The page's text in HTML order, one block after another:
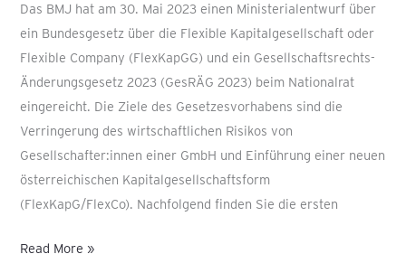
Das BMJ hat am 30. Mai 2023 einen Ministerialentwurf über
ein Bundesgesetz über die Flexible Kapitalgesellschaft oder
Flexible Company (FlexKapGG) und ein Gesellschaftsrechts-
Änderungsgesetz 2023 (GesRÄG 2023) beim Nationalrat
eingereicht. Die Ziele des Gesetzesvorhabens sind die
Verringerung des wirtschaftlichen Risikos von
Gesellschafter:innen einer GmbH und Einführung einer neuen
österreichischen Kapitalgesellschaftsform
(FlexKapG/FlexCo). Nachfolgend finden Sie die ersten
Read More »